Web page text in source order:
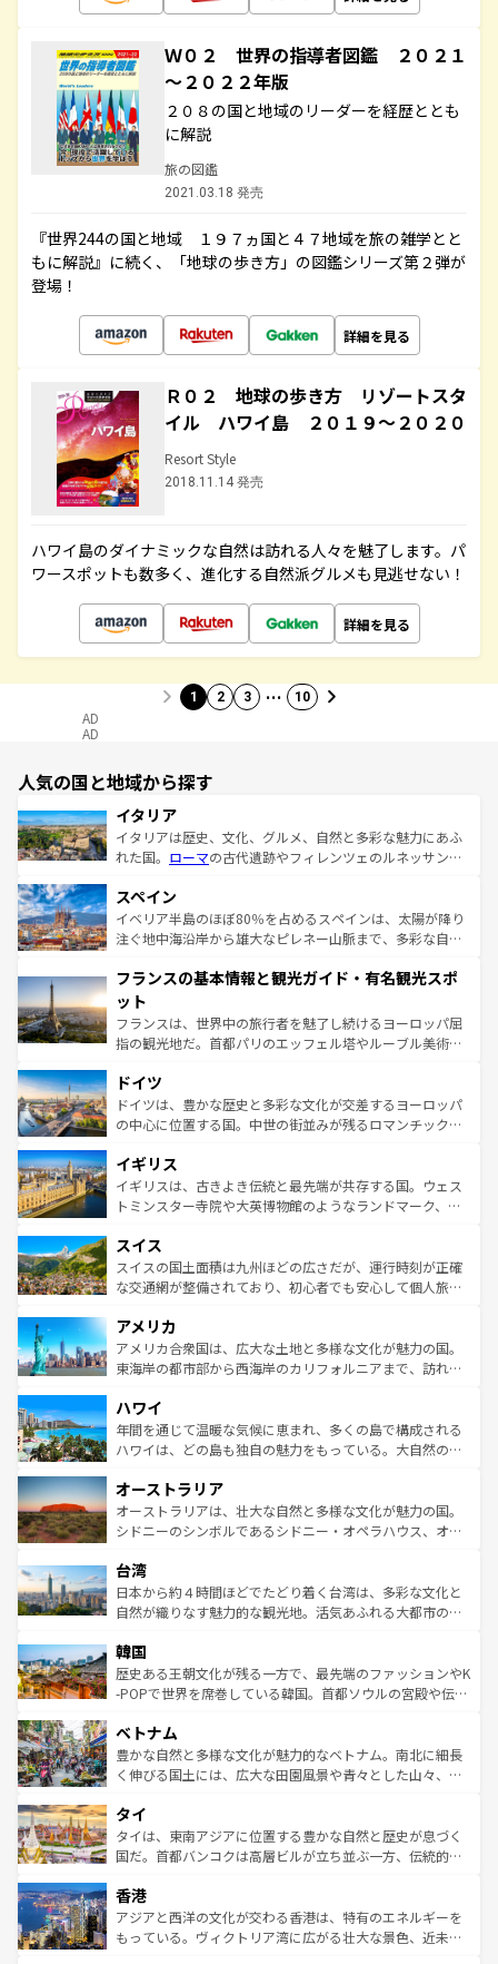
Ｗ０２ 世界の指導者図鑑 ２０２１
～２０２２年版
２０８の国と地域のリーダーを経歴ととも
に解説
旅の図鑑
2021.03.18 発売
『世界244の国と地域 １９７ヵ国と４７地域を旅の雑学とと
もに解説』に続く、「地球の歩き方」の図鑑シリーズ第２弾が
登場！
詳細を見る
Ｒ０２ 地球の歩き方 リゾートスタ
イル ハワイ島 ２０１９～２０２０
Resort Style
2018.11.14 発売
ハワイ島のダイナミックな自然は訪れる人々を魅了します。パ
ワースポットも数多く、進化する自然派グルメも見逃せない！
詳細を見る
1 2 3 … 10
AD
AD
人気の国と地域から探す
イタリア
イタリアは歴史、文化、グルメ、自然と多彩な魅力にあふ
れた国。 ローマの古代遺跡やフィレンツェのルネッサンス
ろん、トスカーナの美しい田園風景やアマルフィ海岸の絶
景など、自然景観も見逃せない。観光の合間には、本場の
ピザやパスタなど、絶品のイタリア料理を堪能することも
ませてくれるイタリアで、忘れられない旅をしてみよう！
なお、新着のイタリア情報は
しい。
スペイン
イベリア半島のほぼ80％を占めるスペインは、太陽が降り
注ぐ地中海沿岸から雄大なピレネー山脈まで、多彩な自然
文化が根付くこの国では、情熱的なフラメンコ、熱気あふ
れる闘牛、そして美味しいタパスが生活の一部となってい
る。首都マドリードの洗練された雰囲気や、バルセロナの
アートに溢れた街角から、地方では古代ローマ遺跡や中世
せる。地方によって風土や気候が異なるスペインはその個
性で訪れる人を魅了する。 なお、新着のスペイン情報は コ
ンテンツ一覧を参照してほしい。
フランスの基本情報と観光ガイド・有名観光スポ
ット
フランスは、世界中の旅行者を魅了し続けるヨーロッパ屈
指の観光地だ。首都パリのエッフェル塔やルーブル美術館
で、幅広い魅力が詰まっている。華麗な宮殿、歴史的な大
聖堂、美しいビーチ、そして豊かな自然が、訪れる者を心
から魅了する。また、フランスは美食の国としても知ら
いる。シャンパンの発祥地であるランス、プロヴァンスの
香り高いラベンダー畑など、多彩な楽しみ方が可能だ。さ
らに、パリ以外の地域にも魅力が溢れており、どの街角に
れる地方に足を運ぶとそれぞれで全く異なる文化を体験で
きるだろう。 なお、新着のフランス情報はコンテンツ一覧
を参照してほしい。
ドイツ
ドイツは、豊かな歴史と多彩な文化が交差するヨーロッパ
の中心に位置する国。中世の街並みが残るロマンチック街
顔を持つこの国は、どこを歩いても飽きることがない。ベ
ルリンの文化的活気、バイエルン州のアルプスの絶景、そ
してライン川沿いのワイン畑といった風景は必見。ビール
は、お酒好きな人にはぜひ体験してほしい。 なお、新着の
ドイツ情報はコンテンツ一覧を参照してほしい。
イギリス
イギリスは、古きよき伝統と最先端が共存する国。ウェス
トミンスター寺院や大英博物館のようなランドマーク、歴
リアごとに異なる魅力がある。また、優雅なアフタヌーン
ティー、ビール好きにはたまらない英国パブ、サッカー観
戦など、本場だからこそできる体験も豊富。イギリスを旅
ンツ一覧を参照してほしい。
スイス
スイスの国土面積は九州ほどの広さだが、運行時刻が正確
な交通網が整備されており、初心者でも安心して個人旅行
の建物がそのまま残る町や、スイスならではのユニークな
博物館もあり、アルプス観光だけでなく町歩きも満喫する
ことができる。国民の所得が高いため物価も高いが、旅行
ば市内交通費無料で観光を楽しむこともできる。 なお、新
着のスイス情報はコンテンツ一覧 を参照してほしい。
アメリカ
アメリカ合衆国は、広大な土地と多様な文化が魅力の国。
東海岸の都市部から西海岸のカリフォルニアまで、訪れる
のような巨大都市は、観光、ショッピング、エンターテイ
ンメントが詰まった刺激的なスポットだ。一方、アメリカ
西部には大自然が広がり、グランドキャニオンやイエロー
部のニューオーリンズでは、音楽と美食が融合した独特の
文化が魅力。旅行者はアメリカの各地域で異なる魅力を楽
しみながら、その多様性と豊かな歴史を感じることができ
ならではの贅沢な旅のスタイルだ。 なお、新着のアメリカ
情報はコンテンツ一覧を参照してほしい。
ハワイ
年間を通じて温暖な気候に恵まれ、多くの島で構成される
ハワイは、どの島も独自の魅力をもっている。大自然の神
ワイ島は見逃せない。また、定番の観光地といえばオアフ
島だが、静かな自然を求めるならマウイ島やカウアイ島が
おすすめ。エメラルドグリーンに輝く海をはじめ、豊かな
れるおもてなしの心で訪れる人々を迎えてくれるハワイの
人々、おいしいローカルフードやハワイアンミュージッ
ク、伝統的なフラダンスなど、すべてがハワイの魅力を彩
ワイを、存分に味わってほしい。 なお、新着のハワイ情報
はコンテンツ一覧を参照してほしい。
オーストラリア
オーストラリアは、壮大な自然と多様な文化が魅力の国。
シドニーのシンボルであるシドニー・オペラハウス、オー
リアリーフや大陸中央部にそびえるウルル（エアーズロッ
ク）、タスマニアの美しい原生林やケアンズの熱帯雨林な
ど、見どころがたくさん。また、カフェやワイン、オージ
いる。アクティビティも充実しており、サーフィンやダイ
ビング、ハイキングなど、アウトドア好きにはたまらな
い。オーストラリアの多彩な魅力を存分に味わいつくそ
参照してほしい。
台湾
日本から約４時間ほどでたどり着く台湾は、多彩な文化と
自然が織りなす魅力的な観光地。活気あふれる大都市の台
ン）、静ひつな山岳地帯である台湾東部など、都市の喧騒
と山間の静けさが共存しており、訪れる人に新しい発見と
驚きをもたらしてくれる。また、奥深い台湾の食文化も魅
容にもいいと評判のスイーツなど、バラエティ豊かな料理
が味わえる。 なお、新着の台湾情報は コンテンツ一覧を参
照してほしい。
韓国
歴史ある王朝文化が残る一方で、最先端のファッションやK
-POPで世界を席巻している韓国。首都ソウルの宮殿や伝統
き、地方に足を延ばせば四季折々の自然美を楽しむことが
できる。そして、キムチや焼肉、絶品のストリートフード
まで、さまざまな韓国料理が待っている。夜には、韓国な
リティに包まれながら、韓国の多彩な魅力を心ゆくまで味
わってみてほしい。 なお、新着の韓国情報はコンテンツ一
覧を参照してほしい。
ベトナム
豊かな自然と多様な文化が魅力的なベトナム。南北に細長
く伸びる国土には、広大な田園風景や青々とした山々、世
急速な発展と共に伝統が息づく。ハノイの古い町並みやホ
ーチミン市のフランス統治時代の建物も、独特の雰囲気を
醸し出している。また、バラエティの豊かさとおいしさで
とつ。フォーやバインミー、ベトナムコーヒーなどは、ぜ
ひ現地で味わいたい。どの地域を訪れてもあたたかい人々
が旅行者を迎えてくれるので、きっと忘れられない旅にな
タイ
タイは、東南アジアに位置する豊かな自然と歴史が息づく
国だ。首都バンコクは高層ビルが立ち並ぶ一方、伝統的な
の活気が交差している。北部ではチェンマイなどの山岳地
帯で自然と触れ合い、南部ではプーケットやクラビの美し
いビーチでリゾート気分を楽しむことができる。タイ料理
香港
アジアと西洋の文化が交わる香港は、特有のエネルギーを
もっている。ヴィクトリア湾に広がる壮大な景色、近未来